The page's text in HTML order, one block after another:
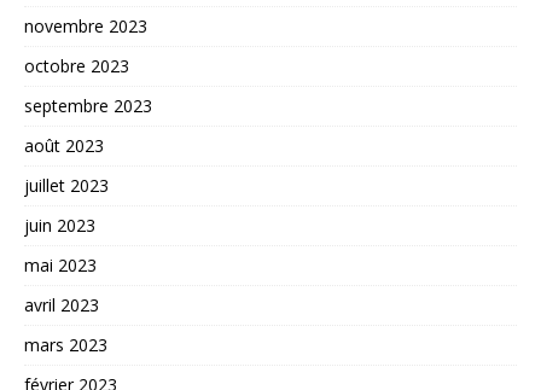
novembre 2023
octobre 2023
septembre 2023
août 2023
juillet 2023
juin 2023
mai 2023
avril 2023
mars 2023
février 2023